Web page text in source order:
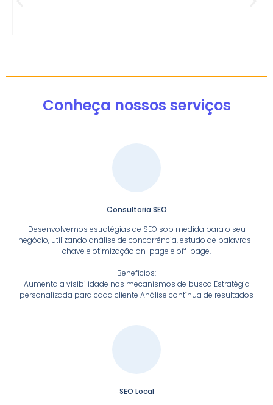
Conheça nossos serviços
Consultoria SEO
Desenvolvemos estratégias de SEO sob medida para o seu
negócio, utilizando análise de concorrência, estudo de palavras-
chave e otimização on-page e off-page.
Benefícios:
Aumenta a visibilidade nos mecanismos de busca Estratégia
personalizada para cada cliente Análise contínua de resultados
SEO Local